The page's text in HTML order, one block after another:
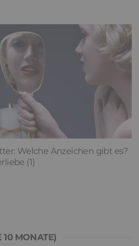
Welche Anzeichen gibt es?
(1)
10 MONATE)